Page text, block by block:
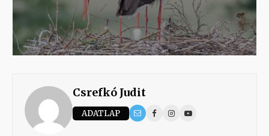
Csrefkó Judit
ADATLAP